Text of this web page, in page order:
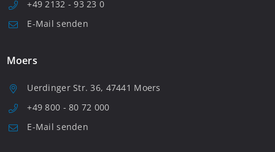
+49 2132 - 93 23 0
E-Mail senden
Moers
Uerdinger Str. 36, 47441 Moers
+49 800 - 80 72 000
E-Mail senden